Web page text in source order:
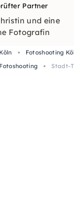
Partner
und eine
Fotografin
Köln Fotoshooting
Fotoshooting Stadt-